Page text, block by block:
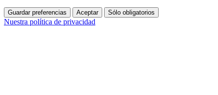
Guardar preferencias Aceptar Sólo obligatorios
Nuestra política de privacidad